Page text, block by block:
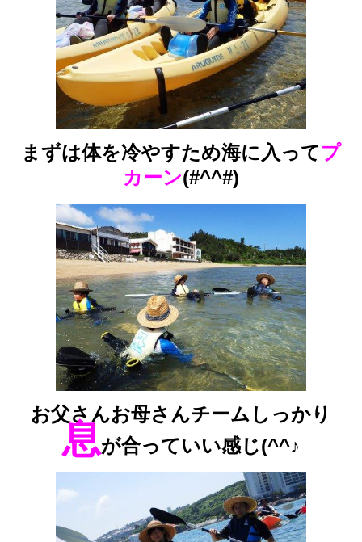
まずは体を冷やすため海に入ってプ
カーン(#^^#)
お父さんお母さんチームしっかり
息が合っていい感じ(^^♪